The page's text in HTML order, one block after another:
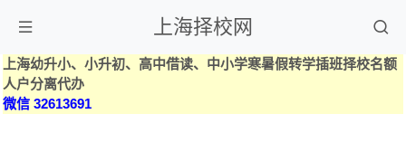
上海择校网
上海幼升小、小升初、高中借读、中小学寒暑假转学插班择校名额
人户分离代办
微信 32613691